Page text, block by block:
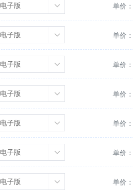
电子版 单价：
电子版 单价：
电子版 单价：
电子版 单价：
电子版 单价：
电子版 单价：
电子版 单价：